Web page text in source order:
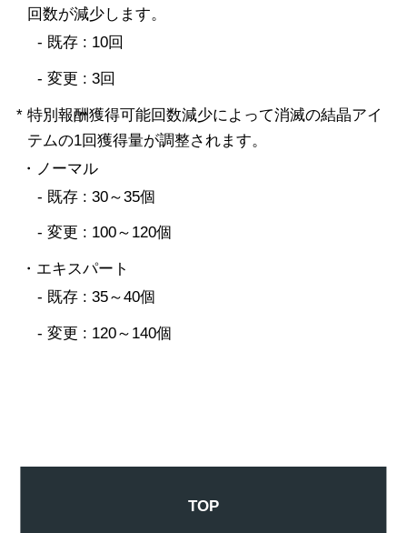
回数が減少します。
- 既存 : 10回
- 変更 : 3回
* 特別報酬獲得可能回数減少によって消滅の結晶アイ
テムの1回獲得量が調整されます。
・ノーマル
- 既存 : 30～35個
- 変更 : 100～120個
・エキスパート
- 既存 : 35～40個
- 変更 : 120～140個
TOP